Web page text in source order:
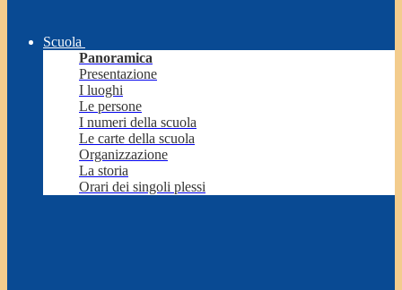
Scuola
Panoramica
Presentazione
I luoghi
Le persone
I numeri della scuola
Le carte della scuola
Organizzazione
La storia
Orari dei singoli plessi